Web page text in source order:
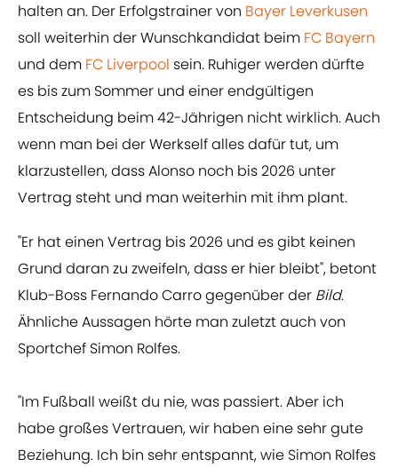
halten an. Der Erfolgstrainer von Bayer Leverkusen
soll weiterhin der Wunschkandidat beim FC Bayern
und dem FC Liverpool sein. Ruhiger werden dürfte
es bis zum Sommer und einer endgültigen
Entscheidung beim 42-Jährigen nicht wirklich. Auch
wenn man bei der Werkself alles dafür tut, um
klarzustellen, dass Alonso noch bis 2026 unter
Vertrag steht und man weiterhin mit ihm plant.
"Er hat einen Vertrag bis 2026 und es gibt keinen
Grund daran zu zweifeln, dass er hier bleibt", betont
Klub-Boss Fernando Carro gegenüber der Bild.
Ähnliche Aussagen hörte man zuletzt auch von
Sportchef Simon Rolfes.
"Im Fußball weißt du nie, was passiert. Aber ich
habe großes Vertrauen, wir haben eine sehr gute
Beziehung. Ich bin sehr entspannt, wie Simon Rolfes